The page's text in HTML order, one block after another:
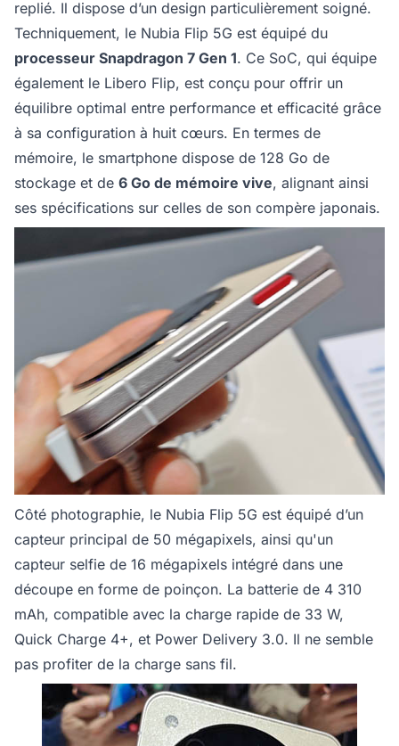
replié. Il dispose d’un design particulièrement soigné.
Techniquement, le Nubia Flip 5G est équipé du
processeur Snapdragon 7 Gen 1. Ce SoC, qui équipe
également le Libero Flip, est conçu pour offrir un
équilibre optimal entre performance et efficacité grâce
à sa configuration à huit cœurs. En termes de
mémoire, le smartphone dispose de 128 Go de
stockage et de 6 Go de mémoire vive, alignant ainsi
ses spécifications sur celles de son compère japonais.
Côté photographie, le Nubia Flip 5G est équipé d’un
capteur principal de 50 mégapixels, ainsi qu'un
capteur selfie de 16 mégapixels intégré dans une
découpe en forme de poinçon. La batterie de 4 310
mAh, compatible avec la charge rapide de 33 W,
Quick Charge 4+, et Power Delivery 3.0. Il ne semble
pas profiter de la charge sans fil.